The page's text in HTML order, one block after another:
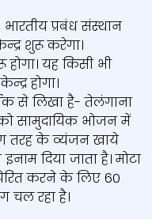
प्रबंध संस्‍थान
शुरू करेगा।
यह किसी भी
होगा।
से लिखा है- तेलंगाना
सामुदायिक भोजन में
तरह के व्‍यंजन खाये
दिया जाता है। मोटा
करने के लिए 60
चल रहा है।